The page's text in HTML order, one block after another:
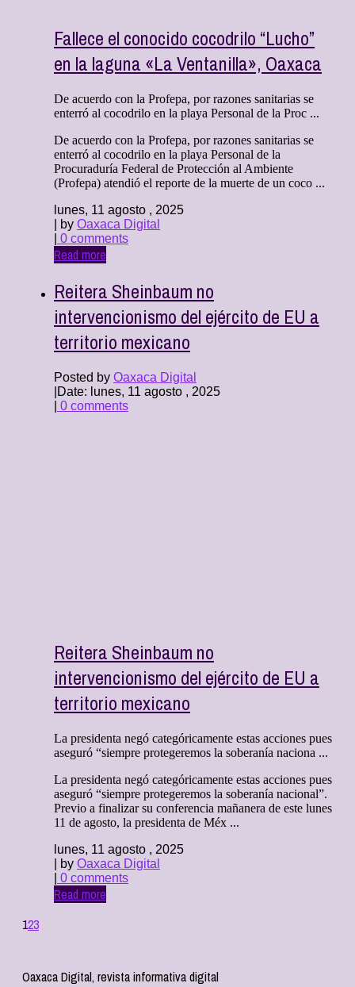
Fallece el conocido cocodrilo “Lucho”
en la laguna «La Ventanilla», Oaxaca
De acuerdo con la Profepa, por razones sanitarias se
enterró al cocodrilo en la playa Personal de la Proc ...
De acuerdo con la Profepa, por razones sanitarias se
enterró al cocodrilo en la playa Personal de la
Procuraduría Federal de Protección al Ambiente
(Profepa) atendió el reporte de la muerte de un coco ...
lunes, 11 agosto , 2025
| by Oaxaca Digital
0 comments
Read more
Reitera Sheinbaum no
intervencionismo del ejército de EU a
territorio mexicano
Posted by Oaxaca Digital
Date: lunes, 11 agosto , 2025
0 comments
Reitera Sheinbaum no
intervencionismo del ejército de EU a
territorio mexicano
La presidenta negó categóricamente estas acciones pues
aseguró “siempre protegeremos la soberanía naciona ...
La presidenta negó categóricamente estas acciones pues
aseguró “siempre protegeremos la soberanía nacional”.
Previo a finalizar su conferencia mañanera de este lunes
11 de agosto, la presidenta de Méx ...
lunes, 11 agosto , 2025
| by Oaxaca Digital
0 comments
Read more
123
Oaxaca Digital, revista informativa digital